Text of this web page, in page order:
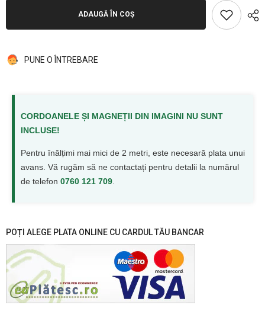
ADAUGĂ ÎN COȘ
PUNE O ÎNTREBARE
CORDOANELE ȘI MAGNEȚII DIN IMAGINI NU SUNT
INCLUSE!
Pentru înălțimi mai mici de 2 metri, este necesară plata unui
avans. Vă rugăm să ne contactați pentru detalii la numărul
de telefon 0760 121 709
POȚI ALEGE PLATA ONLINE CU CARDUL TĂU BANCAR